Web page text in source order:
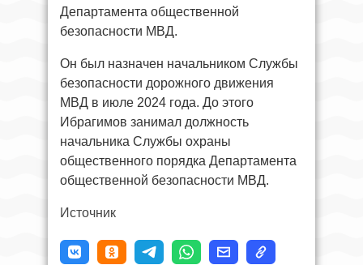
Департамента общественной
безопасности МВД.
Он был назначен начальником Службы
безопасности дорожного движения
МВД в июле 2024 года. До этого
Ибрагимов занимал должность
начальника Службы охраны
общественного порядка Департамента
общественной безопасности МВД.
Источник